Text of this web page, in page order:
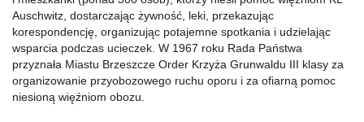
Auschwitz, dostarczając żywność, leki, przekazując
korespondencję, organizując potajemne spotkania i udzielając
wsparcia podczas ucieczek. W 1967 roku Rada Państwa
przyznała Miastu Brzeszcze Order Krzyża Grunwaldu III klasy za
organizowanie przyobozowego ruchu oporu i za ofiarną pomoc
niesioną więźniom obozu.